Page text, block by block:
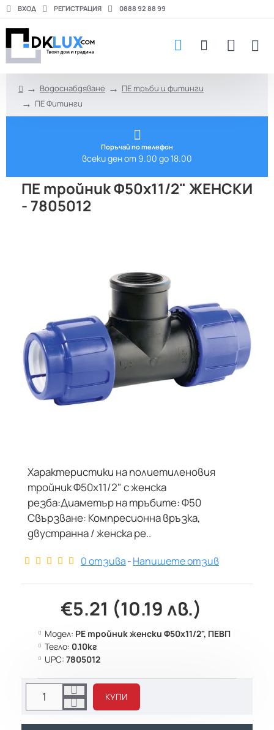
ВХОД РЕГИСТРАЦИЯ 0888 92 88 99
Водоснабдяване
ПЕ тръби и фитинги
ПЕ Фитинги
Поръчай по телефон
всеки ден от 9.00 до 18.00
ПЕ тройник Ф50х11/2" ЖЕНСКИ
- 7805012
Характеристики на полиетиленовия
тройник Ф50х11/2" с женска
резба:Диаметър на тръбите: Ф50
Свързване: Компресионна връзка,
двустранна / женска ре..
0 отзива-Напишете отзив
€5.21 (10.19 лв.)
Модел: PE тройник женски Ф50х11/2", ПЕВП
Тегло: 0.10кг
UPC: 7805012
КУПИ